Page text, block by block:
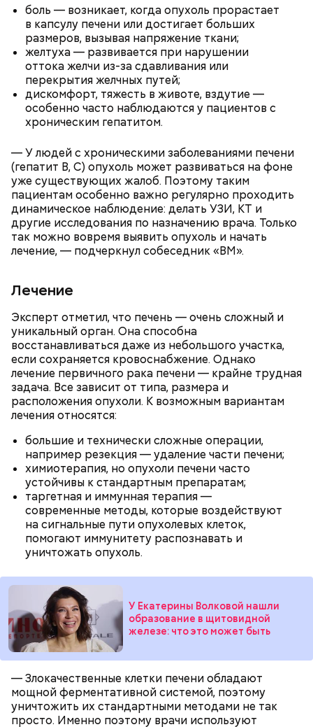
боль — возникает, когда опухоль прорастает
в капсулу печени или достигает больших
размеров, вызывая напряжение ткани;
желтуха — развивается при нарушении
оттока желчи из-за сдавливания или
перекрытия желчных путей;
дискомфорт, тяжесть в животе, вздутие —
особенно часто наблюдаются у пациентов с
хроническим гепатитом.
— У людей с хроническими заболеваниями печени
(гепатит B, C) опухоль может развиваться на фоне
уже существующих жалоб. Поэтому таким
пациентам особенно важно регулярно проходить
динамическое наблюдение: делать УЗИ, КТ и
другие исследования по назначению врача. Только
так можно вовремя выявить опухоль и начать
лечение, — подчеркнул собеседник «ВМ».
Лечение
Эксперт отметил, что печень — очень сложный и
уникальный орган. Она способна
восстанавливаться даже из небольшого участка,
если сохраняется кровоснабжение. Однако
лечение первичного рака печени — крайне трудная
задача. Все зависит от типа, размера и
расположения опухоли. К возможным вариантам
лечения относятся:
большие и технически сложные операции,
например резекция — удаление части печени;
химиотерапия, но опухоли печени часто
устойчивы к стандартным препаратам;
таргетная и иммунная терапия —
современные методы, которые воздействуют
на сигнальные пути опухолевых клеток,
помогают иммунитету распознавать и
уничтожать опухоль.
У Екатерины Волковой нашли
образование в щитовидной
железе: что это может быть
— Злокачественные клетки печени обладают
мощной ферментативной системой, поэтому
уничтожить их стандартными методами не так
просто. Именно поэтому врачи используют
Праздник любви
Израиле как местный аналог Дня святого
другу сюрпризы, дарят цветы и подарки,
устраивают свидания и признаются в своих
чувствах. Праздник уходит корнями в далекое
прошлое — во времена существования еврейской
традиции, когда девушки надевали белые платья и
водили хороводы в виноградниках, а юноши
искали себе невест.